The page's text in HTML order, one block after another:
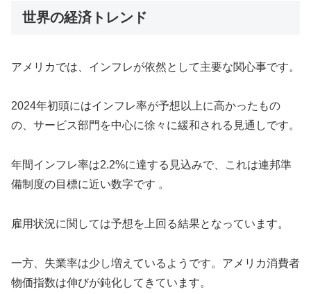
世界の経済トレンド
アメリカでは、インフレが依然として主要な関心事です。
2024年初頭にはインフレ率が予想以上に高かったもの
の、サービス部門を中心に徐々に緩和される見通しです。
年間インフレ率は2.2%に達する見込みで、これは連邦準
備制度の目標に近い数字です 。
雇用状況に関しては予想を上回る結果となっています。
一方、失業率は少し増えているようです。アメリカ消費者
物価指数は伸びが鈍化してきています。